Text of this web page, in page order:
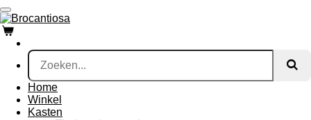
Ga
direct
naar
de
hoofdinhoud
Home
Winkel
Kasten